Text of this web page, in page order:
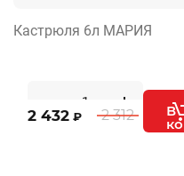
Кастрюля 6л МАРИЯ
2 312
2 432 ₽ В